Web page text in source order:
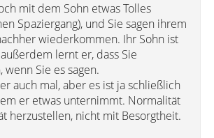
mit dem Sohn etwas Tolles
Spaziergang), und Sie sagen ihrem
wiederkommen. Ihr Sohn ist
lernt er, dass Sie
Sie es sagen.
auch mal, aber es ist ja schließlich
er etwas unternimmt. Normalität
herzustellen, nicht mit Besorgtheit.